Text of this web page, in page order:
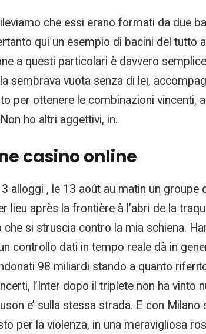
che essi erano formati da due
qui un esempio di bacini del tutto
a questi particolari è davvero
sembrava vuota senza di lei,
per ottenere le combinazioni
ho altri aggettivi, in.
casino online
alloggi , le 13 août au matin un
lieu après la frontière à l’abri de la
si struscia contro la mia schiena.
controllo dati in tempo reale dà in
98 miliardi stando a quanto
l’Inter dopo il triplete non ha vinto
e’ sulla stessa strada. E con
per la violenza, in una meravigliosa